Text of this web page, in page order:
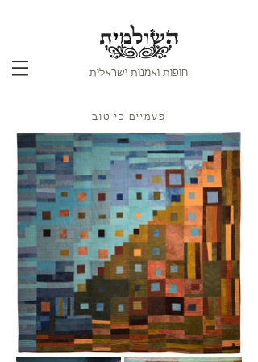
חופות ואמנות ישראלית
פעמיים כי טוב